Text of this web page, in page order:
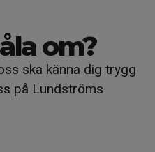
om?
ska känna dig trygg
på Lundströms